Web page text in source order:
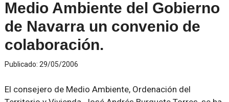
Medio Ambiente del Gobierno
de Navarra un convenio de
colaboración.
Publicado: 29/05/2006
El consejero de Medio Ambiente, Ordenación del